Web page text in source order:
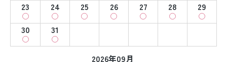
23
24 25 26 27 28
29
30
31
2026年09月